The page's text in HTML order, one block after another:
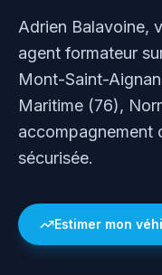
Adrien Balavoine,
agent formateur
Mont-Saint-
Maritime (76),
accompagnement
sécurisée.
Estimer mon